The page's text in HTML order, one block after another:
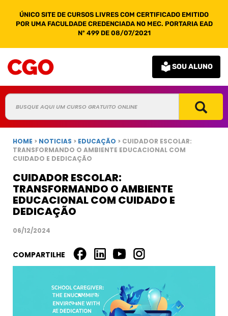
ÚNICO SITE DE CURSOS LIVRES COM CERTIFICADO EMITIDO
POR UMA FACULDADE CREDENCIADA NO MEC. PORTARIA EAD
Nº 499 DE 08/07/2021
SOU ALUNO
HOME > NOTICIAS > EDUCAÇÃO > CUIDADOR ESCOLAR:
TRANSFORMANDO O AMBIENTE EDUCACIONAL COM
CUIDADO E DEDICAÇÃO
CUIDADOR ESCOLAR:
TRANSFORMANDO O AMBIENTE
EDUCACIONAL COM CUIDADO E
DEDICAÇÃO
06/12/2024
COMPARTILHE